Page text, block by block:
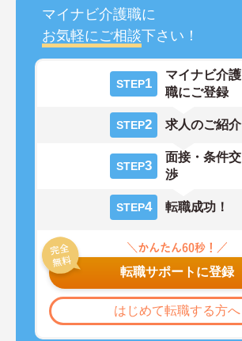
マイナビ介護職に
お気軽にご相談下さい！
STEP1
マイナビ介護
職にご登録
STEP2 求人のご紹介
STEP3
面接・条件交
渉
STEP4 転職成功！
転職サポートに登録
はじめて転職する方へ